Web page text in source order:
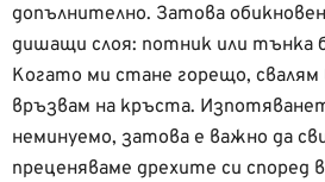
допълнително. Затова
дишащи слоя: потник или тънка
Когато ми стане горещо,
връзвам на кръста.
неминуемо, затова е важно да
преценяваме дрехите си според